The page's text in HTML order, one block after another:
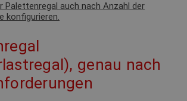
Palettenregal auch nach Anzahl der
konfigurieren.
genau nach